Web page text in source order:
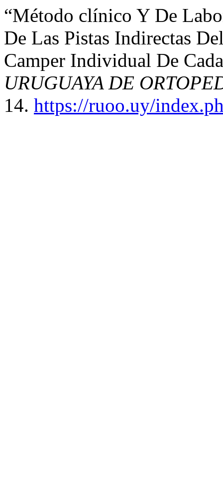
“Método clínico Y De
De Las Pistas Indirectas
Camper Individual De
URUGUAYA DE
14. https://ruoo.uy/